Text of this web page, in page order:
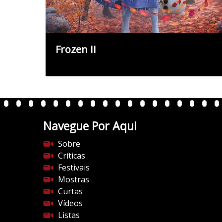
Frozen II
Navegue Por Aqui
Sobre
Críticas
Festivais
Mostras
Curtas
Vídeos
Listas